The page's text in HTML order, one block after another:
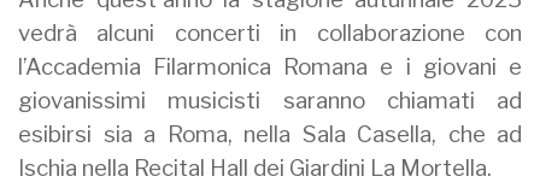
vedrà alcuni concerti in collaborazione con
l’Accademia Filarmonica Romana e i giovani e
giovanissimi musicisti saranno chiamati ad
esibirsi sia a Roma, nella Sala Casella, che ad
Ischia nella Recital Hall dei Giardini La Mortella.